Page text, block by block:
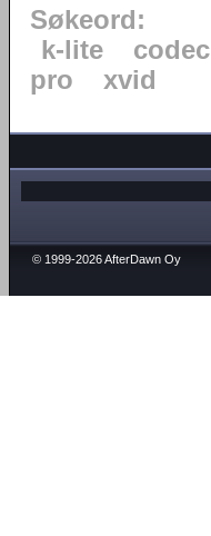
Søkeord:
k-lite
codec
pro
xvid
© 1999-2026 AfterDawn Oy